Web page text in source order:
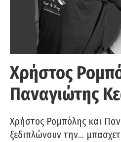
Χρήστος
Παναγιώτης
Χρήστος Ρομπόλης και
ξεδιπλώνουν την…